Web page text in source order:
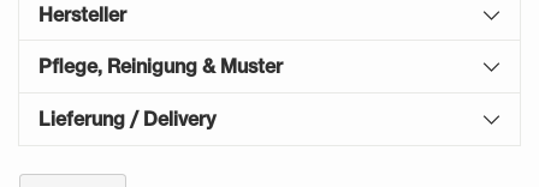
Hersteller
Pflege, Reinigung & Muster
Lieferung / Delivery